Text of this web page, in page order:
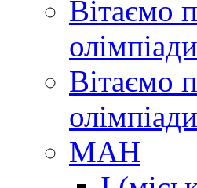
Вітаємо
Вітаємо
МАН